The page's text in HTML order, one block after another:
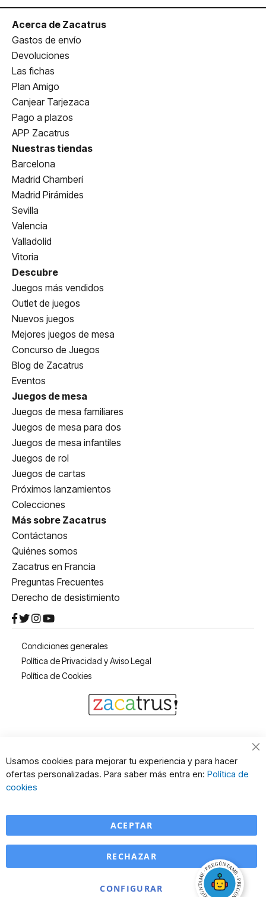
Acerca de Zacatrus
Gastos de envío
Devoluciones
Las fichas
Plan Amigo
Canjear Tarjezaca
Pago a plazos
APP Zacatrus
Nuestras tiendas
Barcelona
Madrid Chamberí
Madrid Pirámides
Sevilla
Valencia
Valladolid
Vitoria
Descubre
Juegos más vendidos
Outlet de juegos
Nuevos juegos
Mejores juegos de mesa
Concurso de Juegos
Blog de Zacatrus
Eventos
Juegos de mesa
Juegos de mesa familiares
Juegos de mesa para dos
Juegos de mesa infantiles
Juegos de rol
Juegos de cartas
Próximos lanzamientos
Colecciones
Más sobre Zacatrus
Contáctanos
Quiénes somos
Zacatrus en Francia
Preguntas Frecuentes
Derecho de desistimiento
Condiciones generales
Política de Privacidad y Aviso Legal
Política de Cookies
Usamos cookies para mejorar tu experiencia y para hacer
ofertas personalizadas. Para saber más entra en: Política de
cookies
ACEPTAR
CONFIGURAR
RECHAZAR